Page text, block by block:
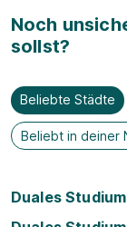
Noch
sollst?
Beliebte Städte
Beliebt in deiner
Duales